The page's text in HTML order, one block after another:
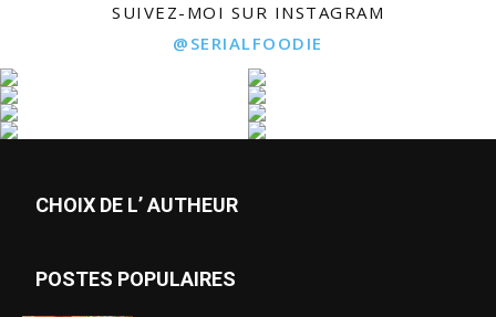
SUIVEZ-MOI SUR INSTAGRAM
@SERIALFOODIE
CHOIX DE L’ AUTHEUR
POSTES POPULAIRES